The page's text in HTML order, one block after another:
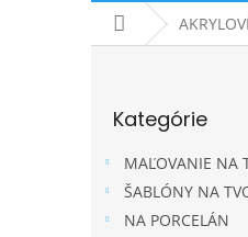
Domov
kategórie
Kategórie
MAĽOVANIE NA
ŠABLÓNY NA
NA PORCELÁN